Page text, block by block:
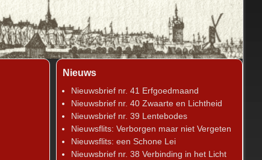
Nieuws
Nieuwsbrief nr. 41 Erfgoedmaand
Nieuwsbrief nr. 40 Zwaarte en Lichtheid
Nieuwsbrief nr. 39 Lentebodes
Nieuwsflits: Verborgen maar niet Vergeten
Nieuwsflits: een Schone Lei
Nieuwsbrief nr. 38 Verbinding in het Licht